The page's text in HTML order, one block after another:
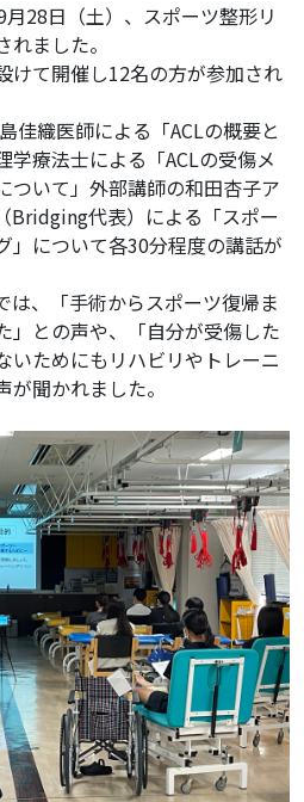
28日（土）、スポーツ整形リ
ました。
けて開催し12名の方が参加され
佳織医師による「ACLの概要と
学療法士による「ACLの受傷メ
ついて」外部講師の和田杏子ア
Bridging代表）による「スポー
」について各30分程度の講話が
は、「手術からスポーツ復帰ま
」との声や、「自分が受傷した
いためにもリハビリやトレーニ
聞かれました。